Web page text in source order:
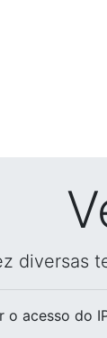
diversas
o acesso do